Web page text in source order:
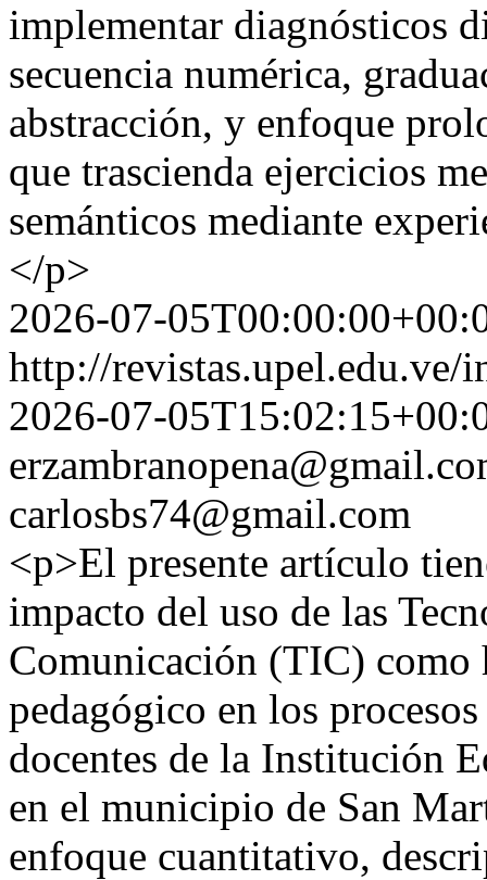
implementar diagnósticos
secuencia numérica,
abstracción, y enfoque
que trascienda ejercicios
semánticos mediante
</p>
2026-07-
http://
2026-07-
carlosbs74@gmail.com
<p>El presente artículo
impacto del uso de las
Comunicación (TIC) como
pedagógico en los
docentes de la Institución
en el municipio de San
enfoque cuantitativo,